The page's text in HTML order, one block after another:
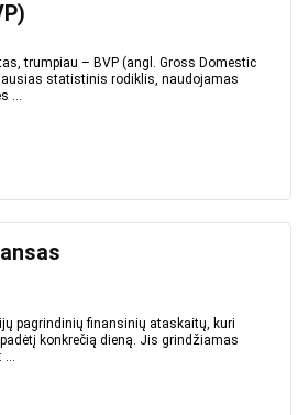
trumpiau – BVP (angl. Gross Domestic
statistinis rodiklis, naudojamas
...
pagrindinių finansinių ataskaitų, kuri
konkrečią dieną. Jis grindžiamas
...